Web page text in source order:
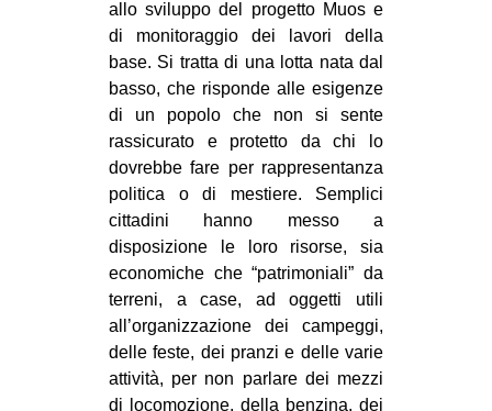
ARTE
CINEMA
MANIFESTI
MUSICA
RECENSIONI
INTERNAZIONALE
AFRICA
AMERICHE
ESTREMO ORIENTE
EUROPA
MEDIO ORIENTE
allo sviluppo del progetto Muos e
di monitoraggio dei lavori della
base. Si tratta di una lotta nata dal
basso, che risponde alle esigenze
di un popolo che non si sente
rassicurato e protetto da chi lo
dovrebbe fare per rappresentanza
politica o di mestiere. Semplici
cittadini hanno messo a
disposizione le loro risorse, sia
economiche che “patrimoniali” da
terreni, a case, ad oggetti utili
all’organizzazione dei campeggi,
delle feste, dei pranzi e delle varie
attività, per non parlare dei mezzi
di locomozione, della benzina, dei